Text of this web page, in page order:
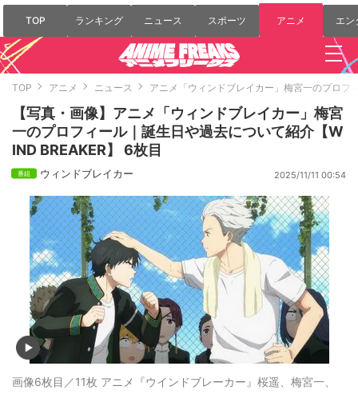
TOP ランキング ニュース スポーツ アニメ エン
TOP アニメ ニュース アニメ「ウィンドブレイカー」梅宮一のプロフ
【写真・画像】アニメ「ウィンドブレイカー」梅宮
一のプロフィール｜誕生日や過去について紹介【W
IND BREAKER】 6枚目
ウィンドブレイカー 2025/11/11 00:54
画像6枚目／11枚 アニメ『ウインドブレーカー』桜遥、梅宮一、